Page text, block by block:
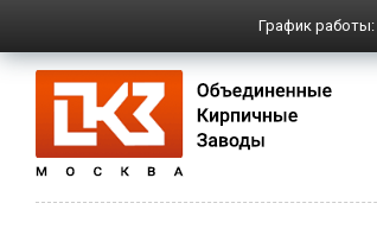
График работы: